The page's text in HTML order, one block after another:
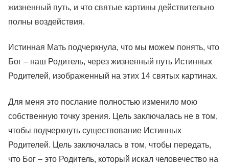
жизненный путь, и что святые картины действительно
полны воздействия.
Истинная Мать подчеркнула, что мы можем понять, что
Бог – наш Родитель, через жизненный путь Истинных
Родителей, изображенный на этих 14 святых картинах.
Для меня это послание полностью изменило мою
собственную точку зрения. Цель заключалась не в том,
чтобы подчеркнуть существование Истинных
Родителей. Цель заключалась в том, чтобы передать,
что Бог – это Родитель, который искал человечество на